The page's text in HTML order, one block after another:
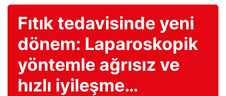
Fıtık tedavisinde yeni
dönem: Laparoskopik
yöntemle ağrısız ve
hızlı iyileşme…